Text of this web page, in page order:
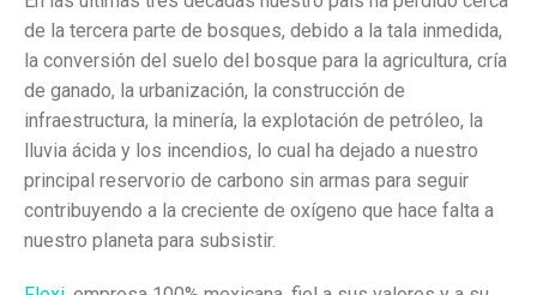
de la tercera parte de bosques, debido a la tala inmedida,
la conversión del suelo del bosque para la agricultura, cría
de ganado, la urbanización, la construcción de
infraestructura, la minería, la explotación de petróleo, la
lluvia ácida y los incendios, lo cual ha dejado a nuestro
principal reservorio de carbono sin armas para seguir
contribuyendo a la creciente de oxígeno que hace falta a
nuestro planeta para subsistir.